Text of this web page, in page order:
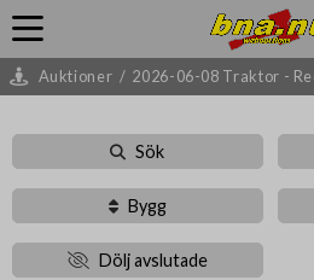
Auktioner / 2026-06-08 Traktor -
Sök
Bygg
Dölj avslutade